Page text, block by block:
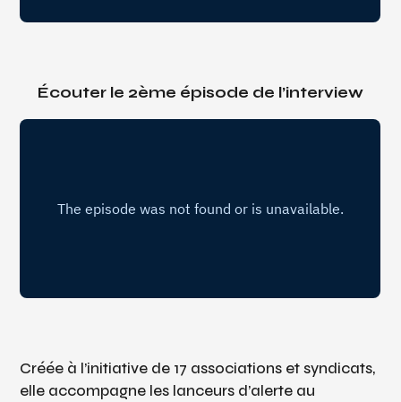
Écouter le 2ème épisode de l’interview
Créée à l’initiative de 17 associations et syndicats,
elle accompagne les lanceurs d’alerte au